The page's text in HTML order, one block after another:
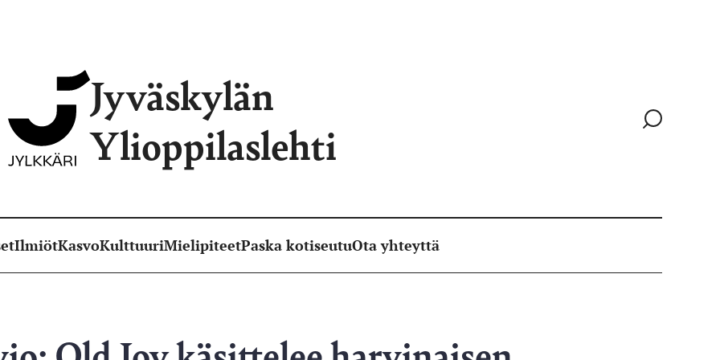
Jyväskylän
Ylioppilaslehti
Siirry
IlmiötKasvoKulttuuriMielipiteetPaska kotiseutuOta yhteyttä